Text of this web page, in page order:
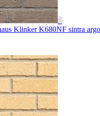
Klinker K680NF sintra argo